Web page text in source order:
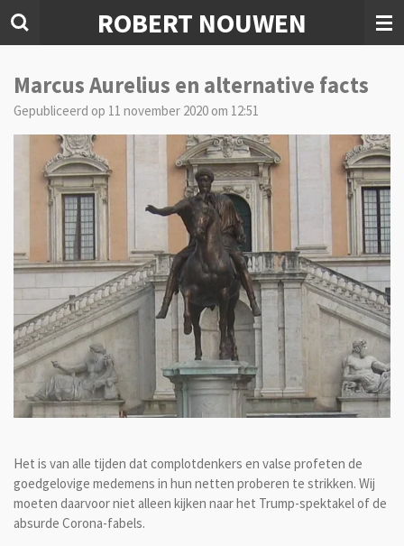
Ga
de
hoofdinhoud
ROBERT NOUWEN
Marcus Aurelius en alternative facts
Gepubliceerd op 11 november 2020 om 12:51
Het is van alle tijden dat complotdenkers en valse profeten de
goedgelovige medemens in hun netten proberen te strikken. Wij
moeten daarvoor niet alleen kijken naar het Trump-spektakel of de
absurde Corona-fabels.